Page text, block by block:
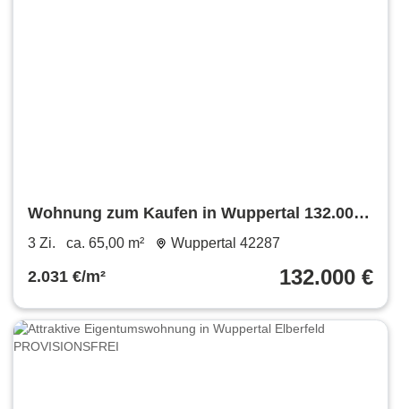
Wohnung zum Kaufen in Wuppertal 132.000
€ 65 m²
3 Zi. ca. 65,00 m² Wuppertal 42287
2.031 €/m² 132.000 €